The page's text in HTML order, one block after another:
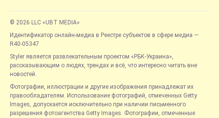
© 2026 LLC «UBT MEDIA»
Идентификатор онлайн-медиа в Реестре субъектов в сфере медиа —
R40-05347
Styler является развлекательным проектом «РБК-Украина»,
рассказывающим о людях, трендах и всё, что интересно читать вне
новостей.
Фотографии, иллюстрации и другие изображения принадлежат их
правообладателям. Использование фотографий, отмеченных Getty
Images, допускается исключительно при наличии письменного
разрешения фотоагентства Getty Images. Фотографии, отмеченные